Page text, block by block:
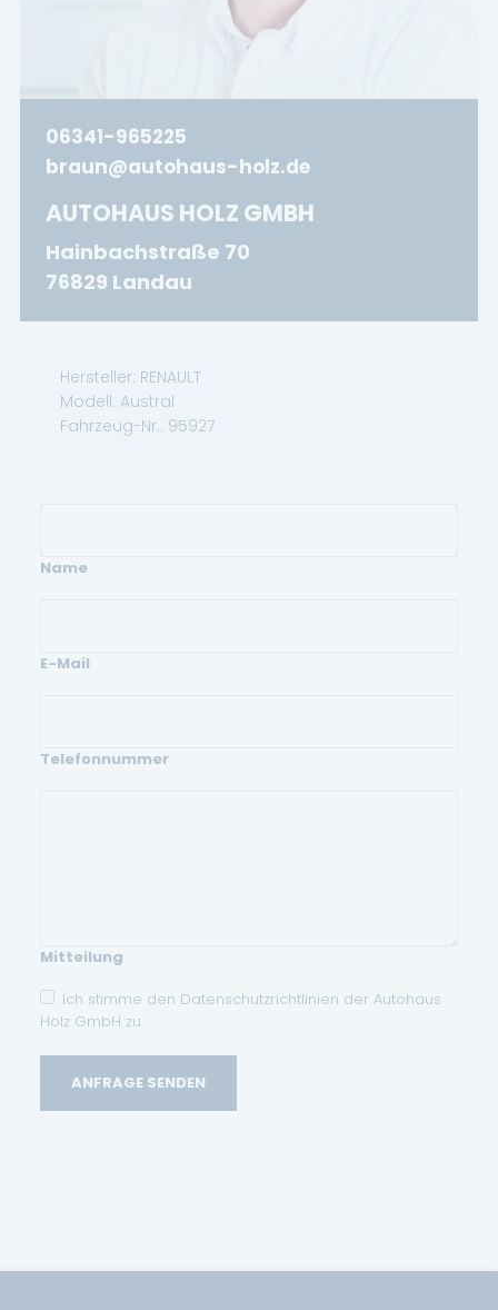
06341-965225
braun@autohaus-holz.de
AUTOHAUS HOLZ GMBH
Hainbachstraße 70
76829 Landau
Hersteller: RENAULT
Modell: Austral
Fahrzeug-Nr.: 95927
Name
E-Mail
Telefonnummer
Mitteilung
Ich stimme den Datenschutzrichtlinien der Autohaus
Holz GmbH zu.
ANFRAGE SENDEN